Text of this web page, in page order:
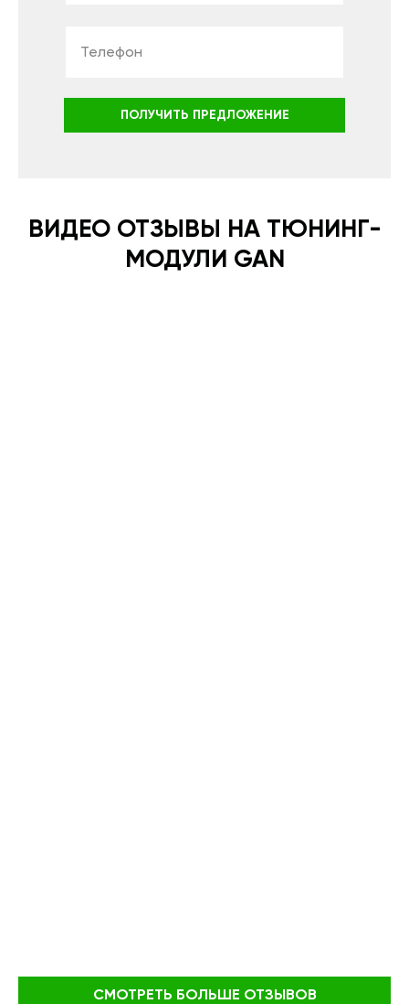
ПОЛУЧИТЬ ПРЕДЛОЖЕНИЕ
ВИДЕО ОТЗЫВЫ НА ТЮНИНГ-
МОДУЛИ GAN
СМОТРЕТЬ БОЛЬШЕ ОТЗЫВОВ